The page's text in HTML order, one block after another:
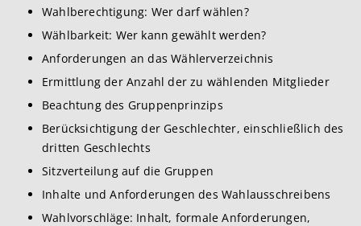
Wahlberechtigung: Wer darf wählen?
Wählbarkeit: Wer kann gewählt werden?
Anforderungen an das Wählerverzeichnis
Ermittlung der Anzahl der zu wählenden Mitglieder
Beachtung des Gruppenprinzips
Berücksichtigung der Geschlechter, einschließlich des
dritten Geschlechts
Sitzverteilung auf die Gruppen
Inhalte und Anforderungen des Wahlausschreibens
Wahlvorschläge: Inhalt, formale Anforderungen,